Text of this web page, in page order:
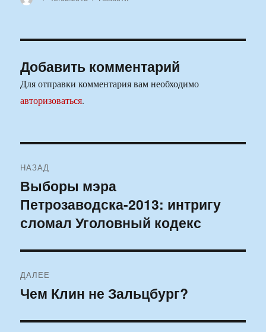
Добавить комментарий
Для отправки комментария вам необходимо
авторизоваться.
по
записям
НАЗАД
Предыдущая
запись:
Выборы мэра
Петрозаводска-2013: интригу
сломал Уголовный кодекс
ДАЛЕЕ
Следующая
Чем Клин не Зальцбург?